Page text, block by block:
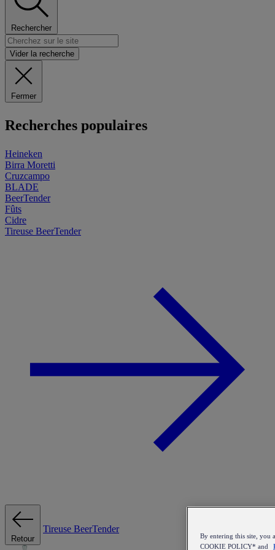
Rechercher
Vider la recherche
Fermer
Recherches populaires
Heineken
Birra Moretti
Cruzcampo
BLADE
BeerTender
Fûts
Cidre
Tireuse BeerTender
Retour
Tireuse BeerTender
By entering this site, you
COOKIE POLICY* and